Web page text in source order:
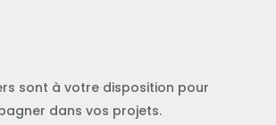
sont à votre disposition pour
dans vos projets.